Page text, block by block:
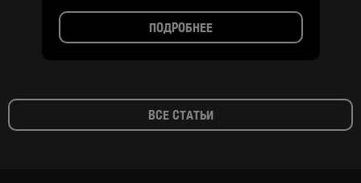
ПОДРОБНЕЕ
ВСЕ СТАТЬИ